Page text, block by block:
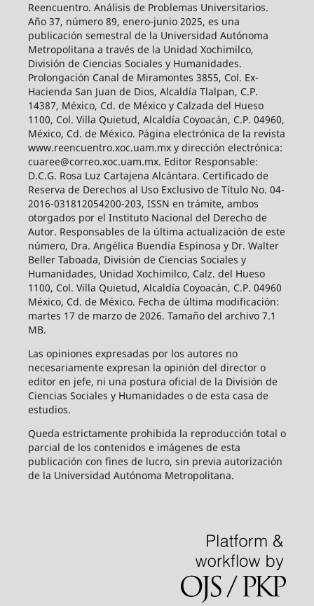
Reencuentro. Análisis de Problemas Universitarios.
Año 37, número 89, enero-junio 2025, es una
publicación semestral de la Universidad Autónoma
Metropolitana a través de la Unidad Xochimilco,
División de Ciencias Sociales y Humanidades.
Prolongación Canal de Miramontes 3855, Col. Ex-
Hacienda San Juan de Dios, Alcaldía Tlalpan, C.P.
14387, México, Cd. de México y Calzada del Hueso
1100, Col. Villa Quietud, Alcaldía Coyoacán, C.P. 04960,
México, Cd. de México. Página electrónica de la revista
www.reencuentro.xoc.uam.mx y dirección electrónica:
cuaree@correo.xoc.uam.mx. Editor Responsable:
D.C.G. Rosa Luz Cartajena Alcántara. Certificado de
Reserva de Derechos al Uso Exclusivo de Título No. 04-
2016-031812054200-203, ISSN en trámite, ambos
otorgados por el Instituto Nacional del Derecho de
Autor. Responsables de la última actualización de este
número, Dra. Angélica Buendía Espinosa y Dr. Walter
Beller Taboada, División de Ciencias Sociales y
Humanidades, Unidad Xochimilco, Calz. del Hueso
1100, Col. Villa Quietud, Alcaldía Coyoacán, C.P. 04960
México, Cd. de México. Fecha de última modificación:
martes 17 de marzo de 2026. Tamaño del archivo 7.1
MB.
Las opiniones expresadas por los autores no
necesariamente expresan la opinión del director o
editor en jefe, ni una postura oficial de la División de
Ciencias Sociales y Humanidades o de esta casa de
estudios.
Queda estrictamente prohibida la reproducción total o
parcial de los contenidos e imágenes de esta
publicación con fines de lucro, sin previa autorización
de la Universidad Autónoma Metropolitana.